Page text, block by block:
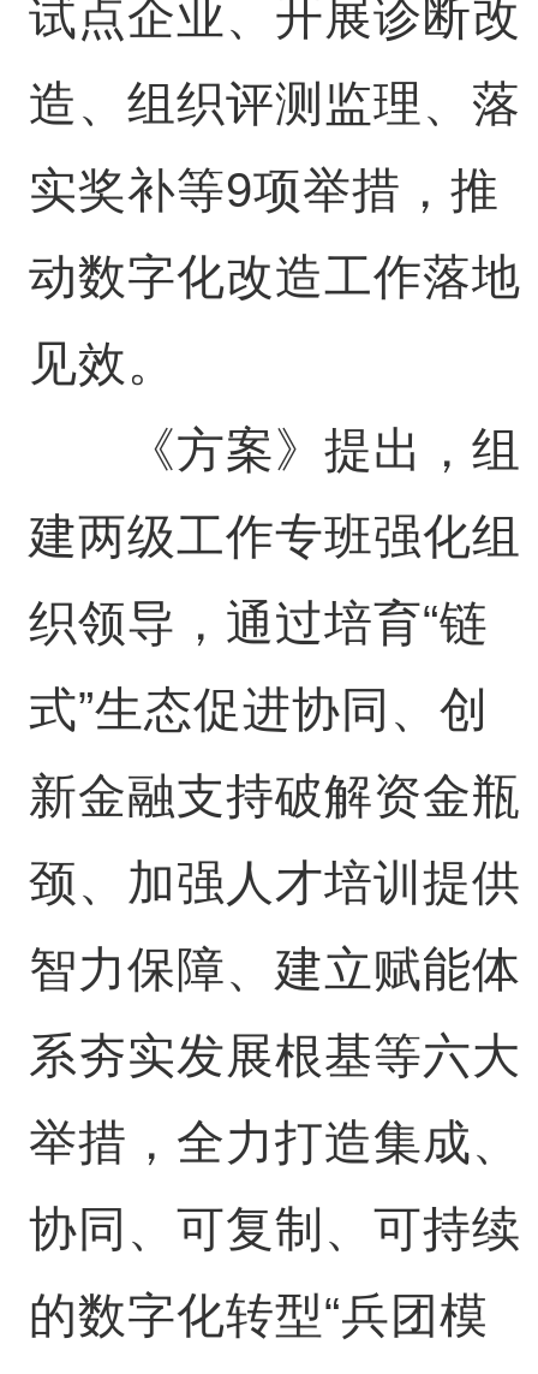
试点企业、开展诊断改
造、组织评测监理、落
实奖补等9项举措，推
动数字化改造工作落地
见效。
《方案》提出，组
建两级工作专班强化组
织领导，通过培育“链
式”生态促进协同、创
新金融支持破解资金瓶
颈、加强人才培训提供
智力保障、建立赋能体
系夯实发展根基等六大
举措，全力打造集成、
协同、可复制、可持续
的数字化转型“兵团模